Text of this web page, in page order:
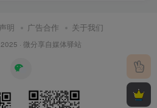
明 广告合作 关于我们
· 微分享自媒体驿站